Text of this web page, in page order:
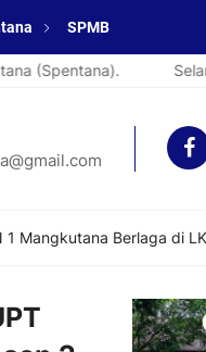
SPMB
Selamat
Mangkutana Berlaga di